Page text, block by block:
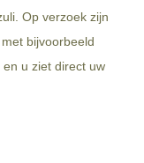
Op verzoek zijn
bijvoorbeeld
u ziet direct uw